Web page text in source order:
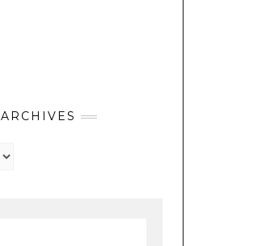
ARCHIVES